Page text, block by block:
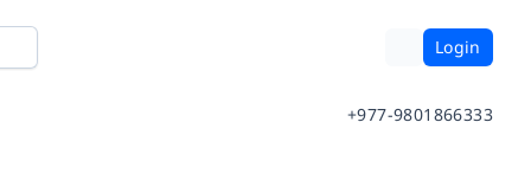
Login
+977-9801866333